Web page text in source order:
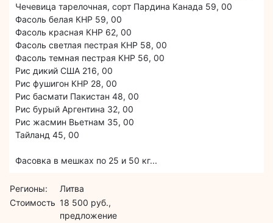
Чечевица тарелочная, сорт Пардина Канада 59, 00
Фасоль белая КНР 59, 00
Фасоль красная КНР 62, 00
Фасоль светлая пестрая КНР 58, 00
Фасоль темная пестрая КНР 56, 00
Рис дикий США 216, 00
Рис фушигон КНР 28, 00
Рис басмати Пакистан 48, 00
Рис бурый Аргентина 32, 00
Рис жасмин Вьетнам 35, 00
Тайланд 45, 00
Фасовка в мешках по 25 и 50 кг...
Регионы:
Литва
Стоимость 18 500 руб.,
предложение